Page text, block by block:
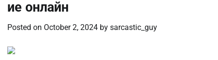
ие онлайн
Posted on October 2, 2024 by sarcastic_guy